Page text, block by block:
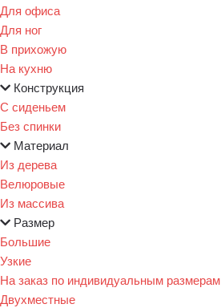
Для офиса
Для ног
В прихожую
На кухню
Конструкция
С сиденьем
Без спинки
Материал
Из дерева
Велюровые
Из массива
Размер
Большие
Узкие
На заказ по индивидуальным размерам
Двухместные